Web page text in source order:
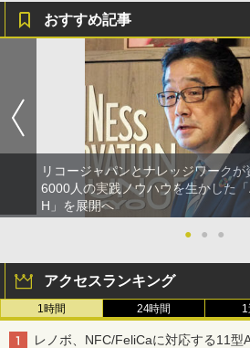
おすすめ記事
リコージャパンとナレッジワーク
6000人の実践ノウハウを生かした
H」を展開へ
●
● ●
アクセスランキング
1時間 24時間
レノボ、NFC/FeliCaに対応する11型